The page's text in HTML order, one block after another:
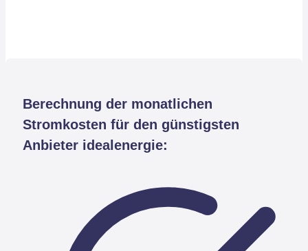
Berechnung der monatlichen
Stromkosten für den günstigsten
Anbieter idealenergie: